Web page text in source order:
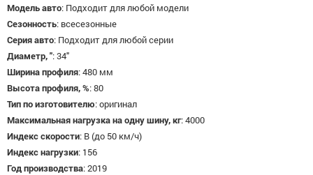
Модель авто: Подходит для любой модели
Сезонность: всесезонные
Серия авто: Подходит для любой серии
Диаметр, ":34"
Ширина профиля:480 мм
Высота профиля, %:80
Тип по изготовителю:оригинал
Максимальная нагрузка на одну шину, кг:4000
Индекс скорости: B (до 50 км/ч)
Индекс нагрузки: 156
Год производства:2019